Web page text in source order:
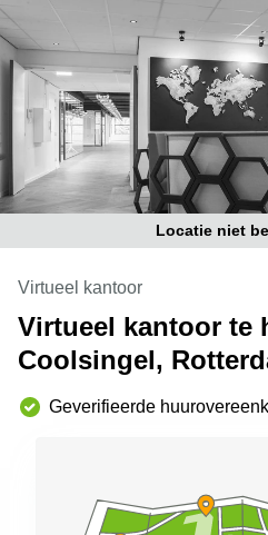
Tilburg
Zwolle
Amsterdam
Westpoort
Business
center
Hilversum
Business
center
Den
Haag
space
Arnhem
Kantoorruimte
Coworking
Locatie niet
Virtueel kantoor
Virtueel kantoor te
Coolsingel,
Geverifieerde